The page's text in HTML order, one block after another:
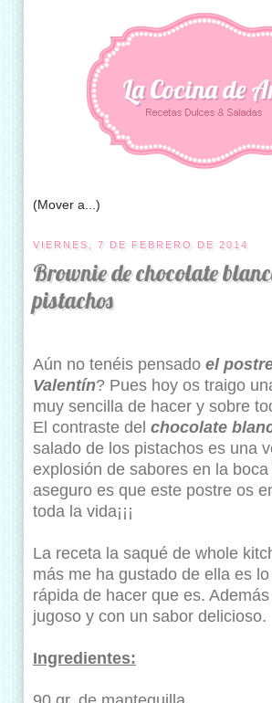
La Cocina de
VIERNES, 7 DE FEBRERO DE 2014
Brownie de chocolate
pistachos
Aún no tenéis pensado el
Valentín? Pues hoy os traigo
muy sencilla de hacer y sobre
El contraste del chocolate
salado de los pistachos es una
explosión de sabores en la
aseguro es que este postre os
toda la vida¡¡¡
La receta la saqué de whole
más me ha gustado de ella es
rápida de hacer que es.
jugoso y con un sabor delicioso.
Ingredientes: